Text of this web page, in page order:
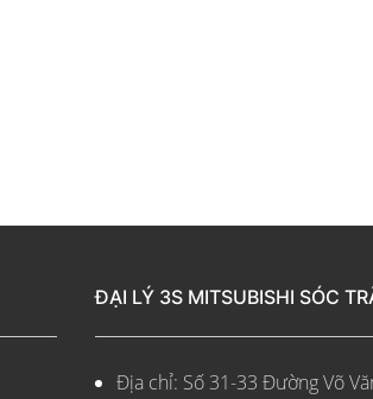
ĐẠI LÝ 3S MITSUBISHI SÓC
Địa chỉ: Số 31-33 Đường Võ